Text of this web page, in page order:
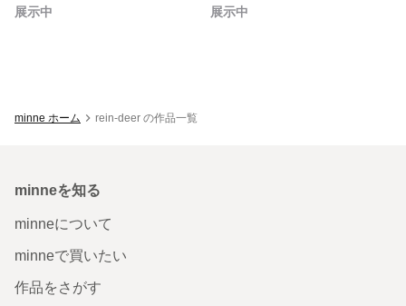
展示中
展示中
minne ホーム rein-deer の作品一覧
minneを知る
minneについて
minneで買いたい
作品をさがす